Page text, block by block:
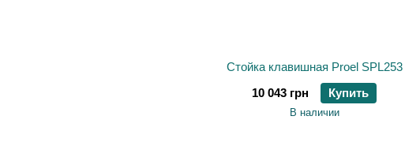
Стойка клавишная Proel SPL253
10 043 грн
Купить
В наличии